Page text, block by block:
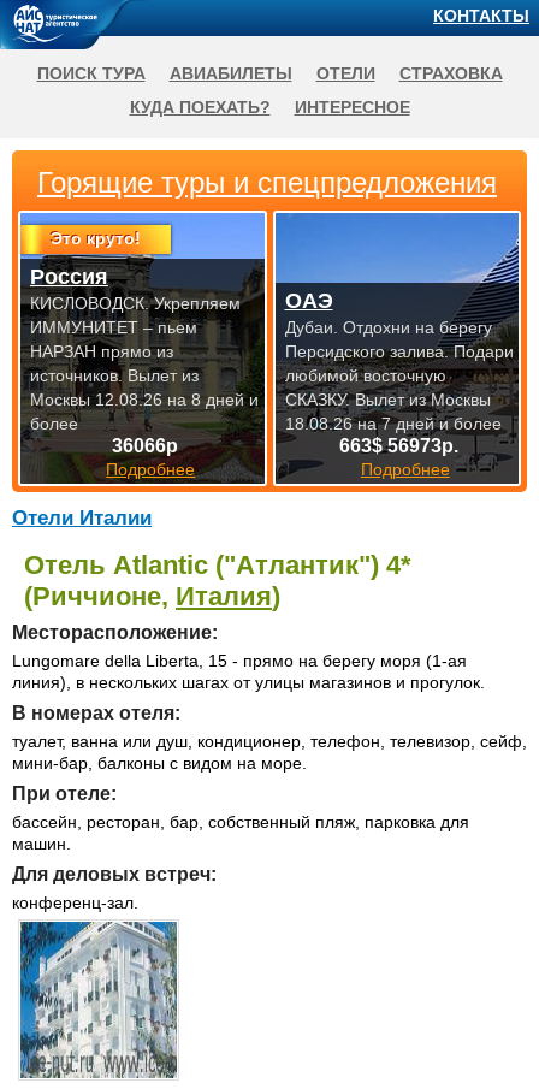
Отели Италии
Отель Atlantic ("Атлантик") 4*
(Риччионе, Италия)
Месторасположение:
Lungomare della Liberta, 15 - прямо на берегу моря (1-ая
линия), в нескольких шагах от улицы магазинов и прогулок.
В номерах отеля:
туалет, ванна или душ, кондиционер, телефон, телевизор, сейф,
мини-бар, балконы с видом на море.
При отеле:
бассейн, ресторан, бар, собственный пляж, парковка для
машин.
Для деловых встреч:
конференц-зал.
Горящие туры и спецпредложения
Это круто!
36066р
Подробнее
Россия
КИСЛОВОДСК. Укрепляем
ИММУНИТЕТ – пьем
НАРЗАН прямо из
источников.Вылет из
Москвы 12.08.26 на 8 дней и
более
663$ 56973р.
Подробнее
ОАЭ
Дубаи. Отдохни на берегу
Персидского залива. Подари
любимой восточную
СКАЗКУ.Вылет из Москвы
18.08.26 на 7 дней и более
КОНТАКТЫ
ПОИСК ТУРА АВИАБИЛЕТЫ ОТЕЛИ
СТРАХОВКА
КУДА ПОЕХАТЬ?
ИНТЕРЕСНОЕ